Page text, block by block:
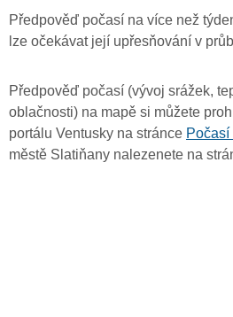
Předpověď počasí na více než
lze očekávat její upřesňování v
Předpověď počasí (vývoj srážek,
oblačnosti) na mapě si můžete
portálu Ventusky na stránce Počasí
městě Slatiňany nalezenete na